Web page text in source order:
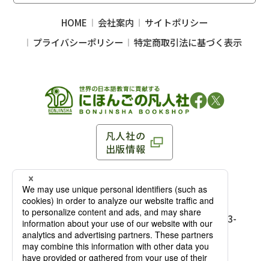
凡人社の
出版情報
〒102-0093 東京都千代田区平河町 1-3-13 8F
TEL：03-3263-3959／FAX：03-3263-3116
麹町店
〒102-0093 東京都千代田区平河町1-3-
13 8F［アクセス］
TEL：03-3239-8673／FAX：03-3263-
HOME 会社案内
サイトポリシー
プライバシーポリシー
特定商取引法に基づく表示